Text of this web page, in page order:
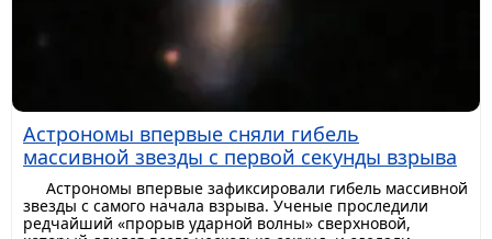
Астрономы впервые сняли гибель
массивной звезды с первой секунды взрыва
Астрономы впервые зафиксировали гибель массивной
звезды с самого начала взрыва. Ученые проследили
редчайший «прорыв ударной волны» сверхновой,